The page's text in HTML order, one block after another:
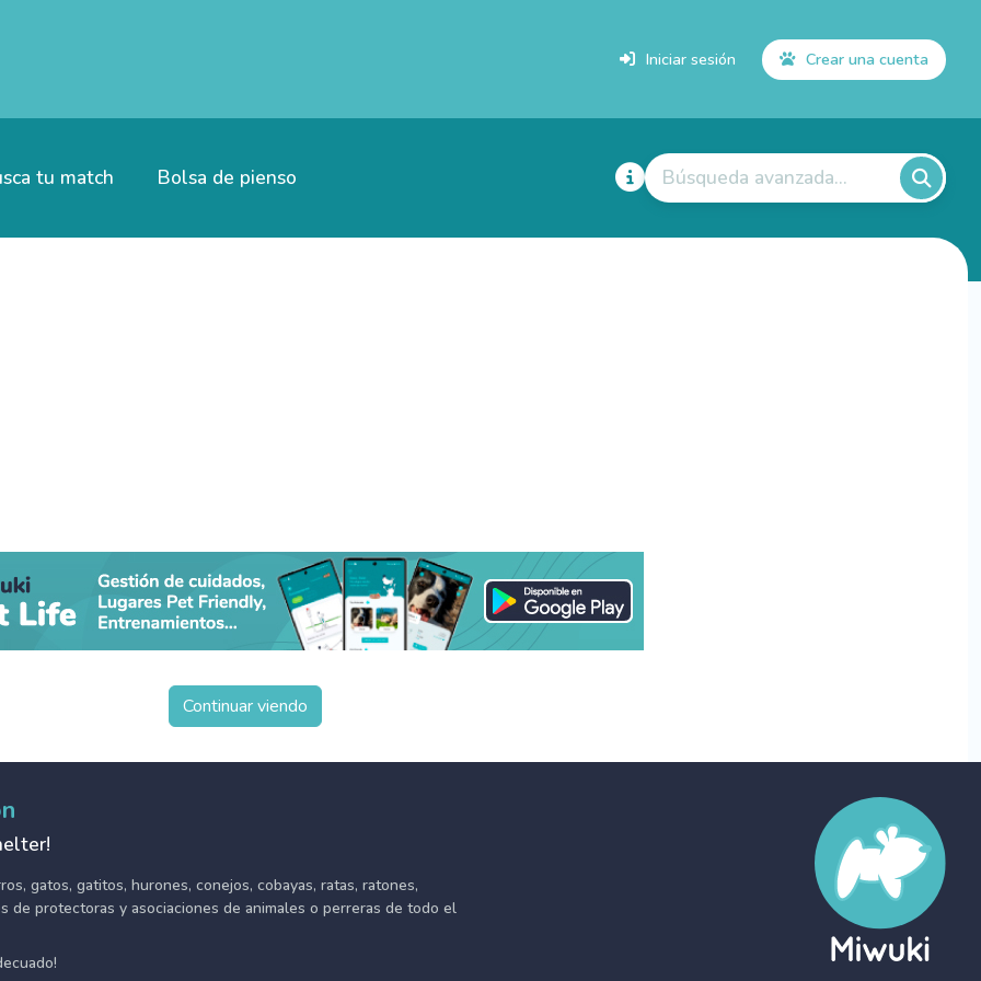
Iniciar sesión Crear una cuenta
tu match Bolsa de pienso Búsqueda avanzada...
Continuar viendo
gatos, gatitos, hurones, conejos, cobayas, ratas, ratones,
de protectoras y asociaciones de animales o perreras de todo el